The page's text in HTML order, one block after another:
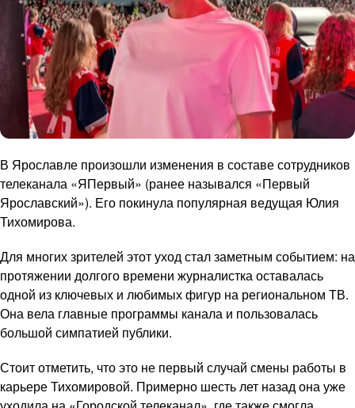
В Ярославле произошли изменения в составе сотрудников
телеканала «ЯПервый» (ранее назывался «Первый
Ярославский»). Его покинула популярная ведущая Юлия
Тихомирова.
Для многих зрителей этот уход стал заметным событием: на
протяжении долгого времени журналистка оставалась
одной из ключевых и любимых фигур на региональном ТВ.
Она вела главные программы канала и пользовалась
большой симпатией публики.
Стоит отметить, что это не первый случай смены работы в
карьере Тихомировой. Примерно шесть лет назад она уже